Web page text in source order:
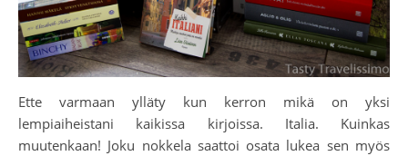
Ette varmaan ylläty kun kerron mikä on yksi
lempiaiheistani kaikissa kirjoissa. Italia. Kuinkas
muutenkaan! Joku nokkela saattoi osata lukea sen myös